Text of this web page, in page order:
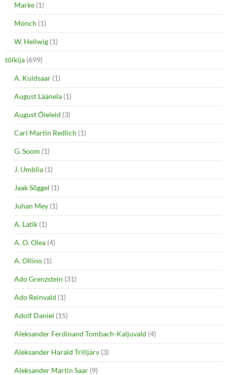
Marke (1)
Mönch (1)
W. Hellwig (1)
tõlkija (699)
A. Kuldsaar (1)
August Läänela (1)
August Õieleid (3)
Carl Martin Redlich (1)
G. Soom (1)
J. Umblia (1)
Jaak Sõggel (1)
Juhan Mey (1)
A. Latik (1)
A. O. Olea (4)
A. Ollino (1)
Ado Grenzstein (31)
Ado Reinvald (1)
Adolf Daniel (15)
Aleksander Ferdinand Tombach-Kaljuvald (4)
Aleksander Harald Trilljärv (3)
Aleksander Martin Saar (9)